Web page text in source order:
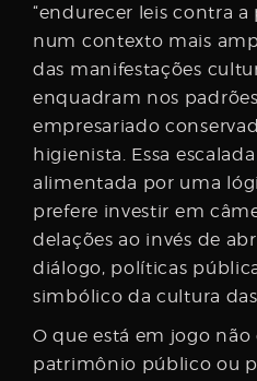
“endurecer leis contra a
num contexto mais
das manifestações
enquadram nos
empresariado
higienista. Essa
alimentada por uma
prefere investir em
delações ao invés de
diálogo, políticas
simbólico da cultura
O que está em jogo
patrimônio público ou